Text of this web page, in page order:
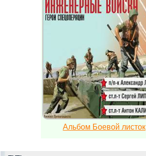
Альбом Боевой листок